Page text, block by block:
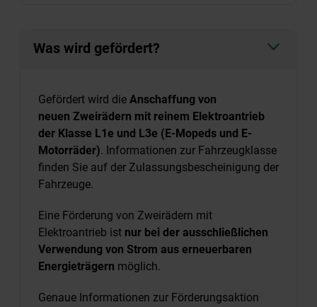
Was wird gefördert?
Gefördert wird die Anschaffung von
neuen Zweirädern mit reinem Elektroantrieb
der Klasse L1e und L3e (E-Mopeds und E-
Motorräder). Informationen zur Fahrzeugklasse
finden Sie auf der Zulassungsbescheinigung der
Fahrzeuge.
Eine Förderung von Zweirädern mit
Elektroantrieb ist nur bei der ausschließlichen
Verwendung von Strom aus erneuerbaren
Energieträgern möglich.
Genaue Informationen zur Förderungsaktion